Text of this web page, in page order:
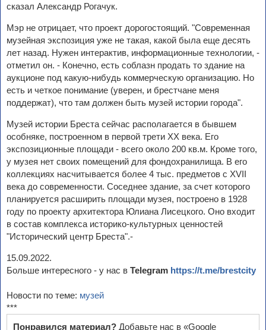
сказал Александр Рогачук.
Мэр не отрицает, что проект дорогостоящий. "Современная
музейная экспозиция уже не такая, какой была еще десять
лет назад. Нужен интерактив, информационные технологии, -
отметил он. - Конечно, есть соблазн продать то здание на
аукционе под какую-нибудь коммерческую организацию. Но
есть и четкое понимание (уверен, и брестчане меня
поддержат), что там должен быть музей истории города".
Музей истории Бреста сейчас располагается в бывшем
особняке, построенном в первой трети ХХ века. Его
экспозиционные площади - всего около 200 кв.м. Кроме того,
у музея нет своих помещений для фондохранилища. В его
коллекциях насчитывается более 4 тыс. предметов с XVII
века до современности. Соседнее здание, за счет которого
планируется расширить площади музея, построено в 1928
году по проекту архитектора Юлиана Лисецкого. Оно входит
в состав комплекса историко-культурных ценностей
"Исторический центр Бреста".-
15.09.2022.
Больше интересного - у нас в Telegram https://t.me/brestcity
Новости по теме: музей
***
Понравился материал? Добавьте нас в «Google